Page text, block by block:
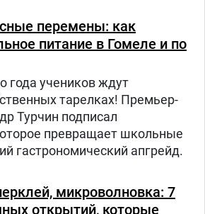
перемены: как
питание в Гомеле и по
года учеников ждут
тарелках! Премьер-
Турчин подписал
превращает школьные
гастрономический апгрейд.
микроволновка: 7
открытий, которые